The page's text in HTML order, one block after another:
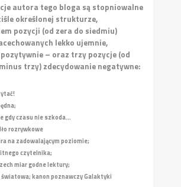
autora tego bloga są stopniowalne
określonej strukturze,
pozycji (od zera do siedmiu)
lekko ujemnie,
– oraz trzy pozycje (od
trzy) zdecydowanie negatywne:
gdy czasu nie szkoda...
rozrywkowe
na zadowalającym poziomie;
czytelnika;
miar godne lektury;
kanon poznawczy Galaktyki